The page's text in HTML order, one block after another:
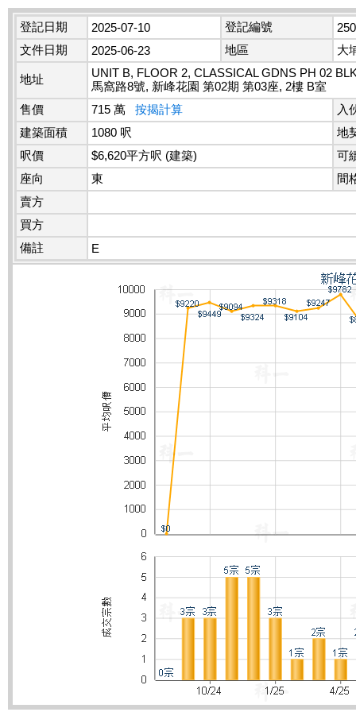
登記日期 2025-07-10 登記編號
文件日期
2025-06-23 地區 大
地址
UNIT B, FLOOR 2, CLASSICAL GDNS PH 02
馬窩路8號, 新峰花園 第02期 第03座, 2樓 B室
售價
715 萬 按揭計算
入
建築面積
1080 呎
地
呎價
$6,620平方呎 (建築)
可
座向
東
間
賣方
買方
備註
E